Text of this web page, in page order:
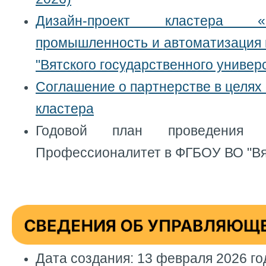
Дизайн-проект кластера
промышленность и автоматизация
"Вятского государственного
Соглашение о партнерстве в целях
кластера
Годовой план проведения
Профессионалитет в ФГБОУ ВО
Дата создания: 13 февраля 2026